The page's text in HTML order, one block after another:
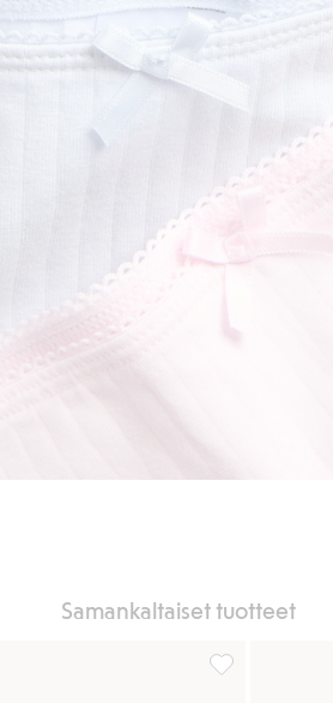
Sujuva maksaminen Klarnalla
Samankaltaiset tuotteet